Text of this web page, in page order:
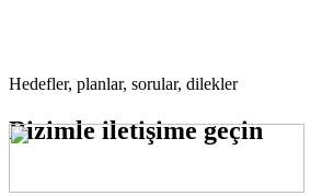
Hedefler, planlar, sorular, dilekler
Bizimleiletişime geçin